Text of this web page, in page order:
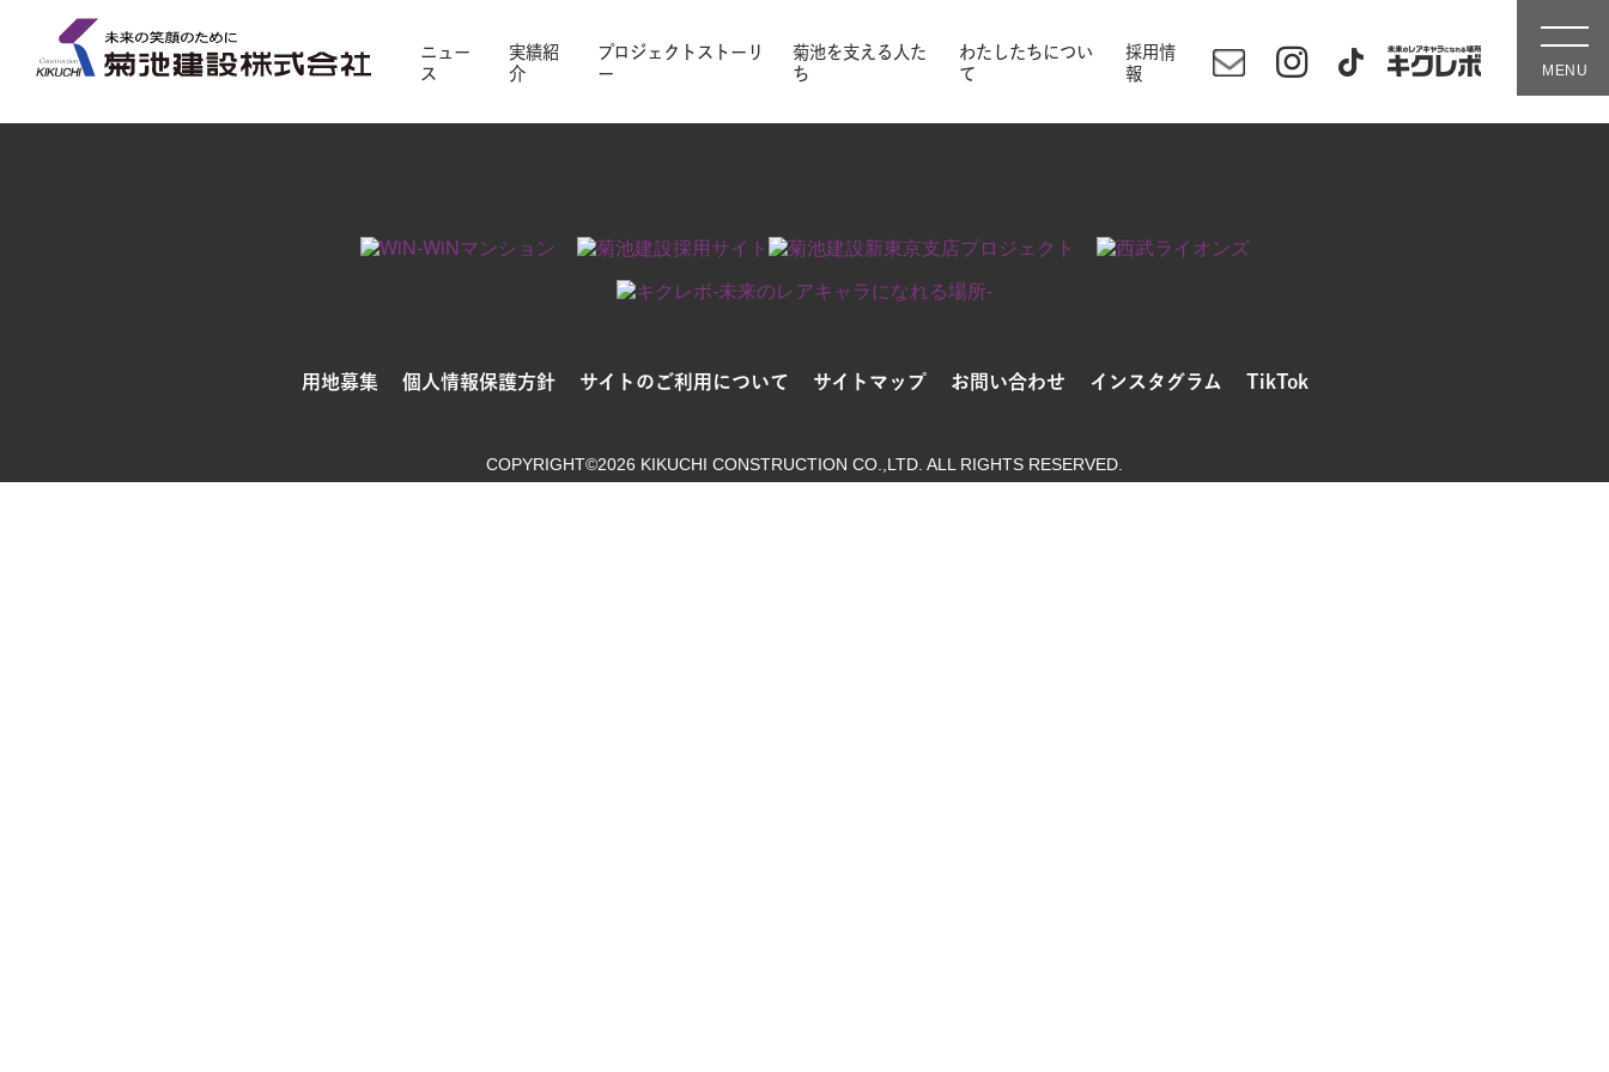
ニュー
ス
実績紹
介
プロジェクトストーリ
ー
菊池を支える人た
ち
わたしたちについ
て
採用情
報
用地募集 個人情報保護方針 サイトのご利用について サイトマップ お問い合わせ インスタグラム TikTok
COPYRIGHT©2026 KIKUCHI CONSTRUCTION CO.,LTD. ALL RIGHTS RESERVED.